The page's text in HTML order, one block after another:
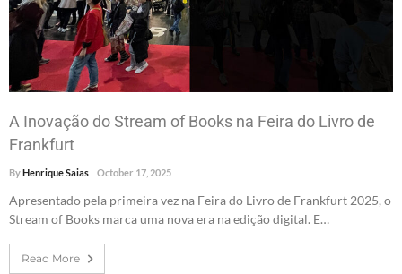
A Inovação do Stream of Books na Feira do Livro de
Frankfurt
ByHenrique Saias October 17, 2025
Apresentado pela primeira vez na Feira do Livro de Frankfurt 2025, o
Stream of Books marca uma nova era na edição digital. E…
Read More